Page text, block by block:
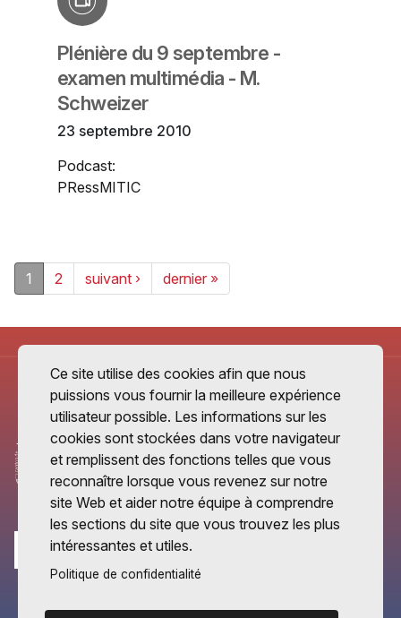
Plénière du 9 septembre -
examen multimédia - M.
Schweizer
23 septembre 2010
Podcast:
PRessMITIC
1 2 suivant › dernier »
Ce site utilise des cookies afin que nous
puissions vous fournir la meilleure expérience
utilisateur possible. Les informations sur les
cookies sont stockées dans votre navigateur
et remplissent des fonctions telles que vous
reconnaître lorsque vous revenez sur notre
site Web et aider notre équipe à comprendre
les sections du site que vous trouvez les plus
intéressantes et utiles.
Politique de confidentialité